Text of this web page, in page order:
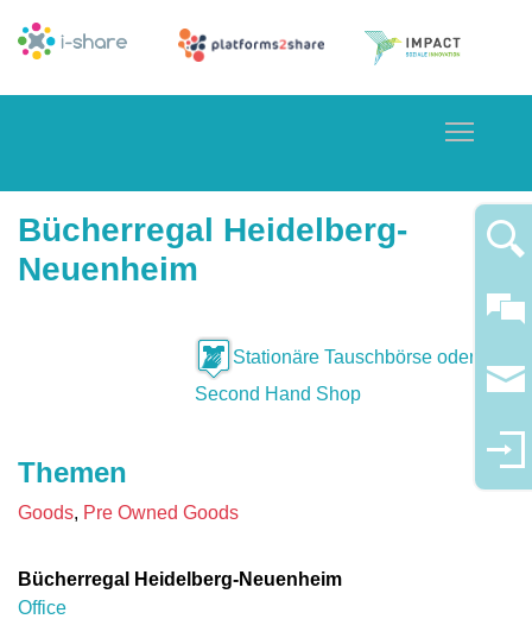
Bücherregal Heidelberg-
Neuenheim
Stationäre Tauschbörse oder
Second Hand Shop
Themen
Goods Pre Owned Goods
Bücherregal Heidelberg-Neuenheim
Office